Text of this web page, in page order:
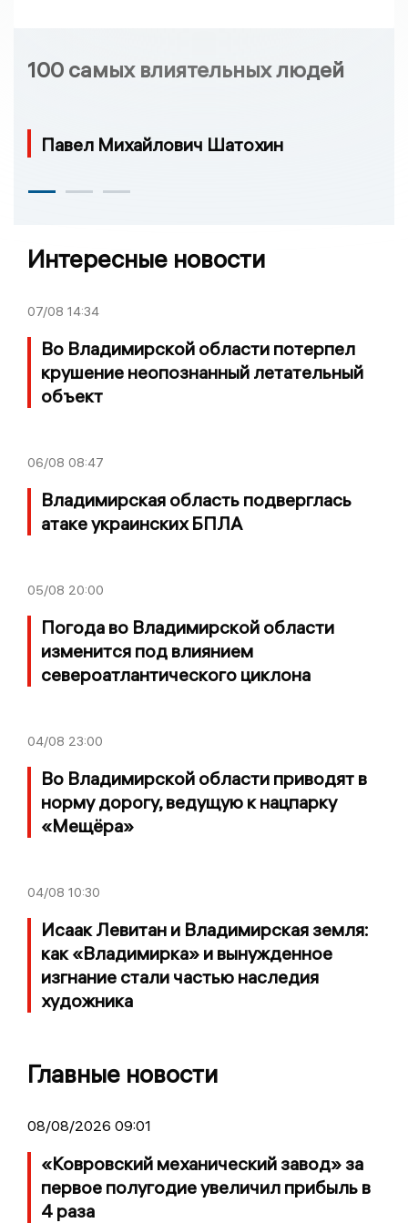
100 самых влиятельных людей
Павел Михайлович Шатохин
Интересные новости
07/08 14:34
Во Владимирской области потерпел
крушение неопознанный летательный
объект
06/08 08:47
Владимирская область подверглась
атаке украинских БПЛА
05/08 20:00
Погода во Владимирской области
изменится под влиянием
североатлантического циклона
04/08 23:00
Во Владимирской области приводят в
норму дорогу, ведущую к нацпарку
«Мещёра»
04/08 10:30
Исаак Левитан и Владимирская земля:
как «Владимирка» и вынужденное
изгнание стали частью наследия
художника
Главные новости
08/08/2026 09:01
«Ковровский механический завод» за
первое полугодие увеличил прибыль в
4 раза